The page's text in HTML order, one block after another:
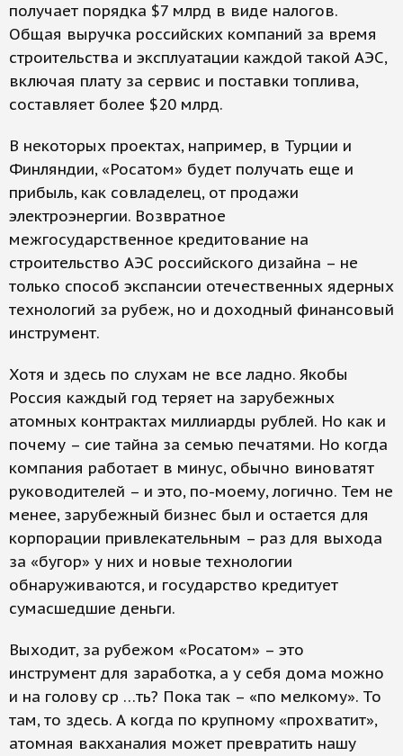
получает порядка $7 млрд в виде налогов.
Общая выручка российских компаний за время
строительства и эксплуатации каждой такой АЭС,
включая плату за сервис и поставки топлива,
составляет более $20 млрд.
В некоторых проектах, например, в Турции и
Финляндии, «Росатом» будет получать еще и
прибыль, как совладелец, от продажи
электроэнергии. Возвратное
межгосударственное кредитование на
строительство АЭС российского дизайна – не
только способ экспансии отечественных ядерных
технологий за рубеж, но и доходный финансовый
инструмент.
Хотя и здесь по слухам не все ладно. Якобы
Россия каждый год теряет на зарубежных
атомных контрактах миллиарды рублей. Но как и
почему – сие тайна за семью печатями. Но когда
компания работает в минус, обычно виноватят
руководителей – и это, по-моему, логично. Тем не
менее, зарубежный бизнес был и остается для
корпорации привлекательным – раз для выхода
за «бугор» у них и новые технологии
обнаруживаются, и государство кредитует
сумасшедшие деньги.
Выходит, за рубежом «Росатом» – это
инструмент для заработка, а у себя дома можно
и на голову ср …ть? Пока так – «по мелкому». То
там, то здесь. А когда по крупному «прохватит»,
атомная вакханалия может превратить нашу